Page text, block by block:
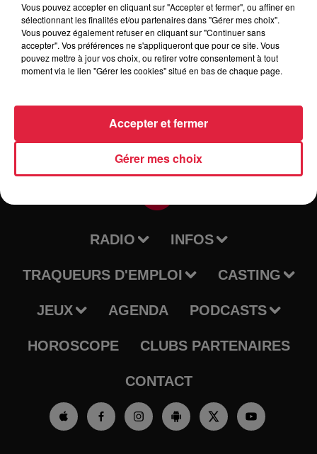
L'association des parents d'élèves de Sand organise une
bourse petite enfance au cercle St Martin de Sand le
dimanche 17 novembre de 9h à 13h. Entrée gratuite et petite
restauration sur place.
RADIO INFOS
TRAQUEURS D'EMPLOI CASTING
JEUX AGENDA PODCASTS
HOROSCOPE CLUBS PARTENAIRES
CONTACT
Vous pouvez accepter en cliquant sur "Accepter et fermer", ou affiner en
sélectionnant les finalités et/ou partenaires dans "Gérer mes choix".
Vous pouvez également refuser en cliquant sur "Continuer sans
accepter". Vos préférences ne s'appliqueront que pour ce site. Vous
pouvez mettre à jour vos choix, ou retirer votre consentement à tout
moment via le lien "Gérer les cookies" situé en bas de chaque page.
Gérer mes choix
Accepter et fermer